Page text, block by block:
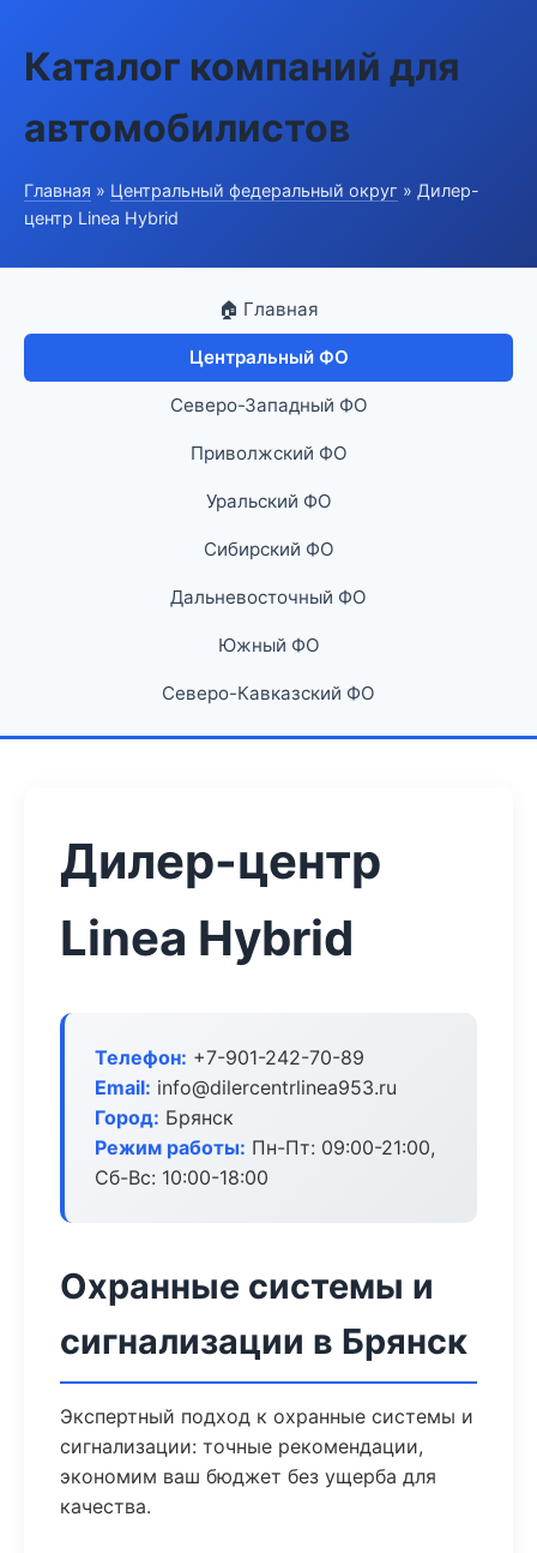
Каталог компаний для
автомобилистов
Главная » Центральный федеральный округ » Дилер-
центр Linea Hybrid
🏠 Главная
Центральный ФО
Северо-Западный ФО
Приволжский ФО
Уральский ФО
Сибирский ФО
Дальневосточный ФО
Южный ФО
Северо-Кавказский ФО
Дилер-центр
Linea Hybrid
Телефон: +7-901-242-70-89
Email: info@dilercentrlinea953.ru
Город: Брянск
Режим работы: Пн-Пт: 09:00-21:00,
Сб-Вс: 10:00-18:00
Охранные системы и
сигнализации в Брянск
Экспертный подход к охранные системы и
сигнализации: точные рекомендации,
экономим ваш бюджет без ущерба для
качества.